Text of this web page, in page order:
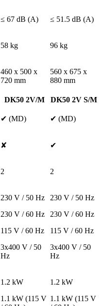
≤ 67 dB (A) ≤ 51.5 dB (A)
58 kg 96 kg
460 x 500 x
720 mm
560 x 675 x
880 mm
DK50 2V/M DK50 2V S/M
✔ (MD) ✔ (MD)
✘ ✔
2 2
230 V / 50 Hz
230 V / 60 Hz
115 V / 60 Hz
3x400 V / 50
Hz
230 V / 50 Hz
230 V / 60 Hz
115 V / 60 Hz
3x400 V / 50
Hz
1.2 kW
1.1 kW (115 V
1.2 kW
1.1 kW (115 V